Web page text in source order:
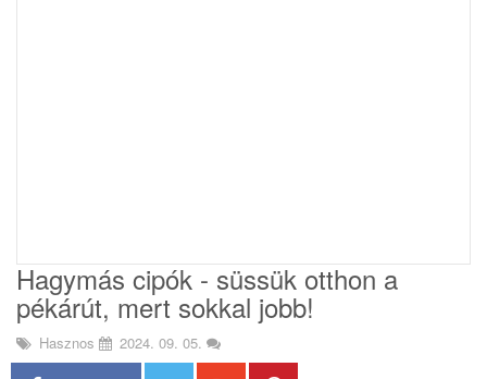
Hagymás cipók - süssük otthon a
pékárút, mert sokkal jobb!
Hasznos 2024. 09. 05.